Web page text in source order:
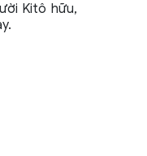
Kitô hữu,